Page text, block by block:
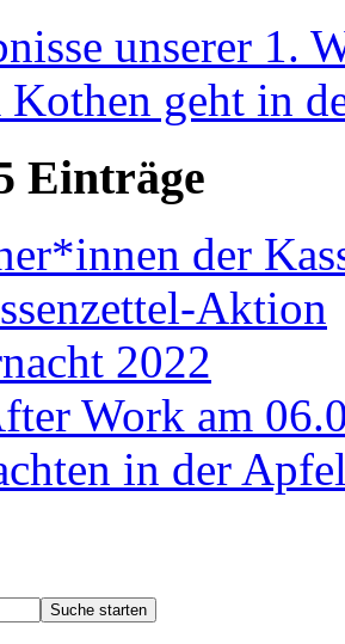
unserer 1.
geht in
Einträge
der
Aktion
2022
Work am
in der